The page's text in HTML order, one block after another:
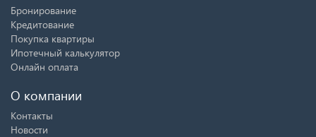
Бронирование
Кредитование
Покупка квартиры
Ипотечный калькулятор
Онлайн оплата
О компании
Контакты
Новости